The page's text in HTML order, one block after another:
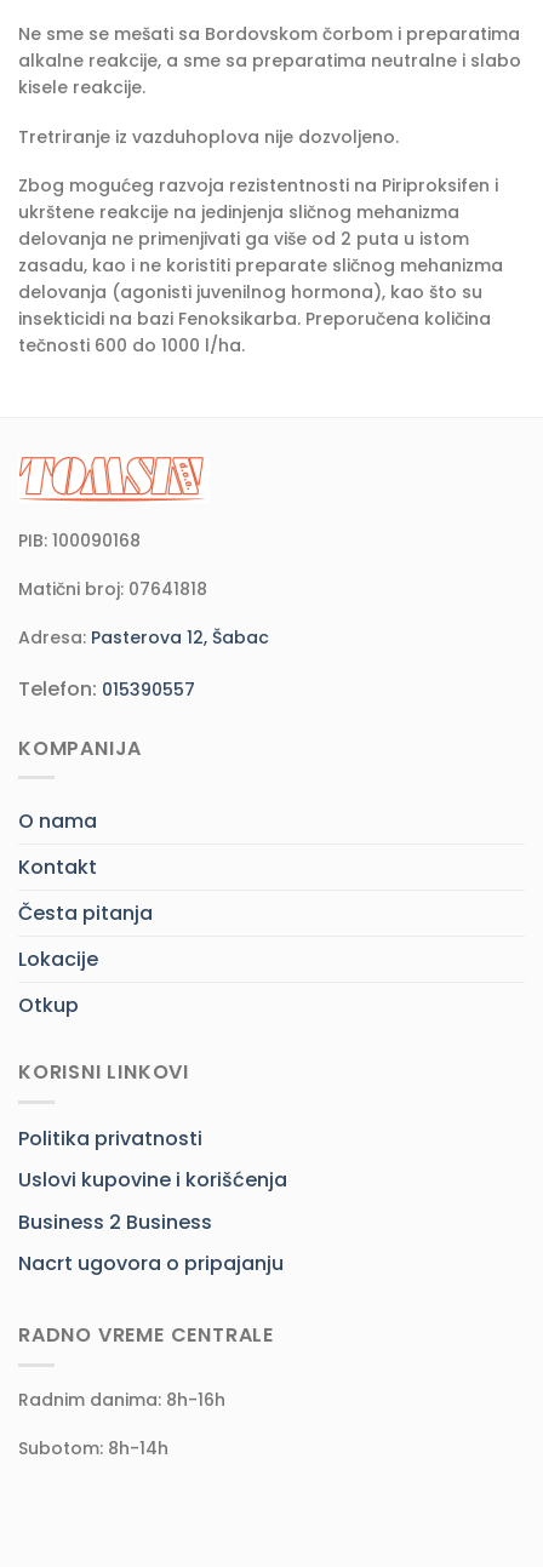
Ne sme se mešati sa Bordovskom čorbom i preparatima
alkalne reakcije, a sme sa preparatima neutralne i slabo
kisele reakcije.
Tretriranje iz vazduhoplova nije dozvoljeno.
Zbog mogućeg razvoja rezistentnosti na Piriproksifen i
ukrštene reakcije na jedinjenja sličnog mehanizma
delovanja ne primenjivati ga više od 2 puta u istom
zasadu, kao i ne koristiti preparate sličnog mehanizma
delovanja (agonisti juvenilnog hormona), kao što su
insekticidi na bazi Fenoksikarba. Preporučena količina
tečnosti 600 do 1000 l/ha.
PIB: 100090168
Matični broj: 07641818
Adresa: Pasterova 12, Šabac
Telefon: 015390557
KOMPANIJA
O nama
Kontakt
Česta pitanja
Lokacije
Otkup
KORISNI LINKOVI
Politika privatnosti
Uslovi kupovine i korišćenja
Business 2 Business
Nacrt ugovora o pripajanju
RADNO VREME CENTRALE
Radnim danima: 8h-16h
Subotom: 8h-14h